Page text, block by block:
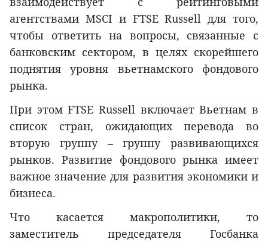
агентствами MSCI и FTSE Russell для того,
чтобы ответить на вопросы, связанные с
банковским сектором, в целях скорейшего
поднятия уровня вьетнамского фондового
рынка.
При этом FTSE Russell включает Вьетнам в
список стран, ожидающих перевода во
вторую группу – группу развивающихся
рынков. Развитие фондового рынка имеет
важное значение для развития экономики и
бизнеса.
Что касается макрополитики, то
заместитель председателя Госбанка